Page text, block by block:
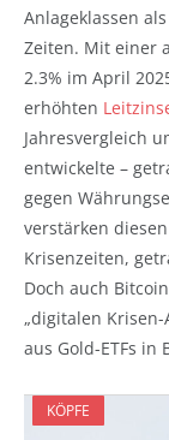
Anlageklassen
Zeiten. Mit einer
2.3% im April
erhöhten
Jahresvergleich
entwickelte –
gegen
verstärken
Krisenzeiten,
Doch auch
„digitalen
aus Gold-ETFs
KÖPFE